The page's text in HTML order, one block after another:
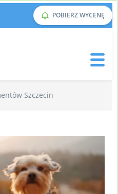
POBIERZ WYCENĘ
Szczecin